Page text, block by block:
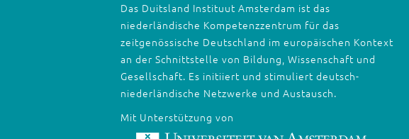
Das Duitsland Instituut Amsterdam ist das
niederländische Kompetenzzentrum für das
zeitgenössische Deutschland im europäischen Kontext
an der Schnittstelle von Bildung, Wissenschaft und
Gesellschaft. Es initiiert und stimuliert deutsch-
niederländische Netzwerke und Austausch.
Mit Unterstützung von